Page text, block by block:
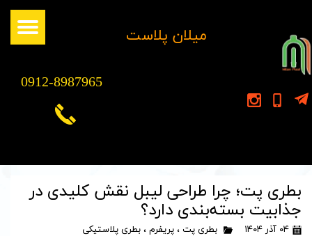
​میلان پلاست
0912-8987965
بطری پت؛ چرا طراحی لیبل نقش کلیدی در
جذابیت بسته‌بندی دارد؟
۰۴ آذر ۱۴۰۴ بطری پت ، پریفرم ، بطری پلاستیکی